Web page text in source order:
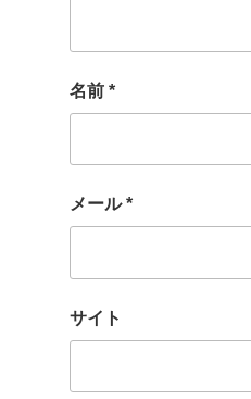
名前 *
メール*
サイト